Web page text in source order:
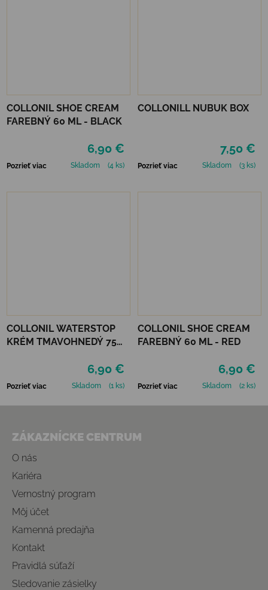
COLLONIL SHOE CREAM
FAREBNÝ 60 ML - BLACK
6,90 €
Pozrieť viac Skladom (4 ks)
COLLONILL NUBUK BOX
7,50 €
Pozrieť viac Skladom (3 ks)
COLLONIL WATERSTOP
KRÉM TMAVOHNEDÝ 75
6,90 €
Pozrieť viac Skladom (1 ks)
COLLONIL SHOE CREAM
FAREBNÝ 60 ML - RED
6,90 €
Pozrieť viac Skladom (2 ks)
ZÁKAZNÍCKE CENTRUM
O nás
Kariéra
Vernostný program
Môj účet
Kamenná predajňa
Kontakt
Pravidlá súťaží
Sledovanie zásielky